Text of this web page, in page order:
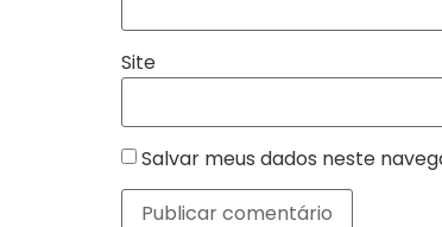
Site
Salvar meus dados neste